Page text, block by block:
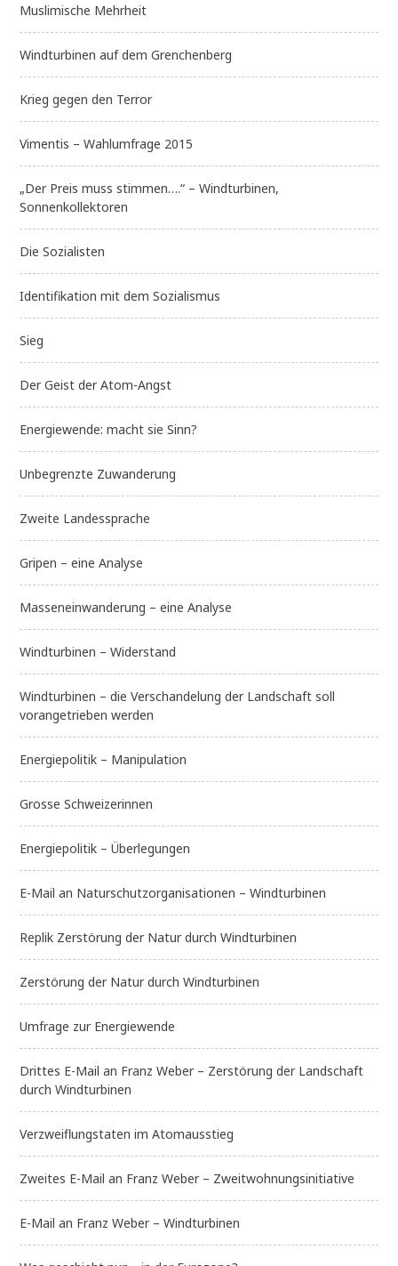
Muslimische Mehrheit
Windturbinen auf dem Grenchenberg
Krieg gegen den Terror
Vimentis – Wahlumfrage 2015
„Der Preis muss stimmen….“ – Windturbinen,
Sonnenkollektoren
Die Sozialisten
Identifikation mit dem Sozialismus
Sieg
Der Geist der Atom-Angst
Energiewende: macht sie Sinn?
Unbegrenzte Zuwanderung
Zweite Landessprache
Gripen – eine Analyse
Masseneinwanderung – eine Analyse
Windturbinen – Widerstand
Windturbinen – die Verschandelung der Landschaft soll
vorangetrieben werden
Energiepolitik – Manipulation
Grosse Schweizerinnen
Energiepolitik – Überlegungen
E-Mail an Naturschutzorganisationen – Windturbinen
Replik Zerstörung der Natur durch Windturbinen
Zerstörung der Natur durch Windturbinen
Umfrage zur Energiewende
Drittes E-Mail an Franz Weber – Zerstörung der Landschaft
durch Windturbinen
Verzweiflungstaten im Atomausstieg
Zweites E-Mail an Franz Weber – Zweitwohnungsinitiative
E-Mail an Franz Weber – Windturbinen